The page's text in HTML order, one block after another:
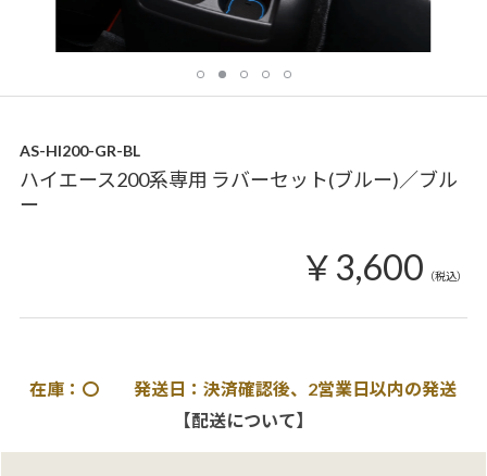
AS-HI200-GR-BL
ハイエース200系専用 ラバーセット(ブルー)／ブル
ー
￥3,600 （税込）
在庫：〇 発送日：決済確認後、2営業日以内の発送
【配送について】